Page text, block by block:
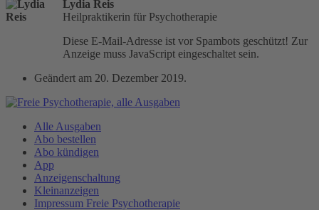
Lydia Reis
Heilpraktikerin für Psychotherapie
Diese E-Mail-Adresse ist vor Spambots geschützt! Zur
Anzeige muss JavaScript eingeschaltet sein.
Geändert am 20. Dezember 2019.
Alle Ausgaben
Abo bestellen
Abo kündigen
App
Anzeigenschaltung
Kleinanzeigen
Impressum Freie Psychotherapie